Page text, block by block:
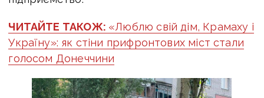
ЧИТАЙТЕ ТАКОЖ: «Люблю свій дім, Крамаху і
Україну»: як стіни прифронтових міст стали
голосом Донеччини